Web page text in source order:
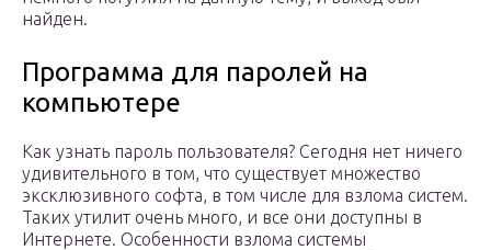
найден.
Программа для паролей на
компьютере
Как узнать пароль пользователя? Сегодня нет ничего
удивительного в том, что существует множество
эксклюзивного софта, в том числе для взлома систем.
Таких утилит очень много, и все они доступны в
Интернете. Особенности взлома системы